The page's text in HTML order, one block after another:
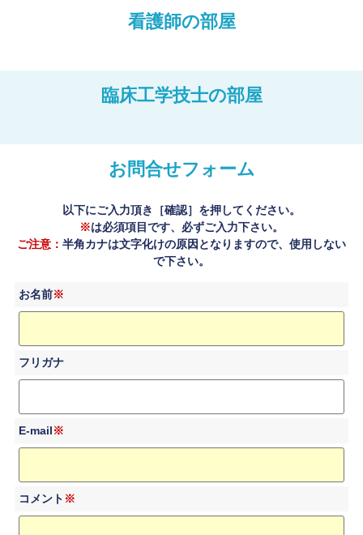
看護師の部屋
臨床工学技士の部屋
お問合せフォーム
以下にご入力頂き［確認］を押してください。
※は必須項目です、必ずご入力下さい。
ご注意： 半角カナは文字化けの原因となりますので、使用しない
で下さい。
お名前※
フリガナ
E-mail※
コメント ※